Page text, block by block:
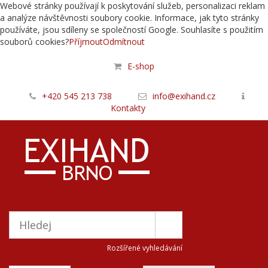
Webové stránky používají k poskytování služeb, personalizaci reklam
a analýze návštěvnosti soubory cookie. Informace, jak tyto stránky
používáte, jsou sdíleny se společností Google. Souhlasíte s použitím
souborů cookies?PříjmoutOdmítnout
E-shop
+420 545 213 738
info@exihand.cz
Kontakty
Rozšířené vyhledávání